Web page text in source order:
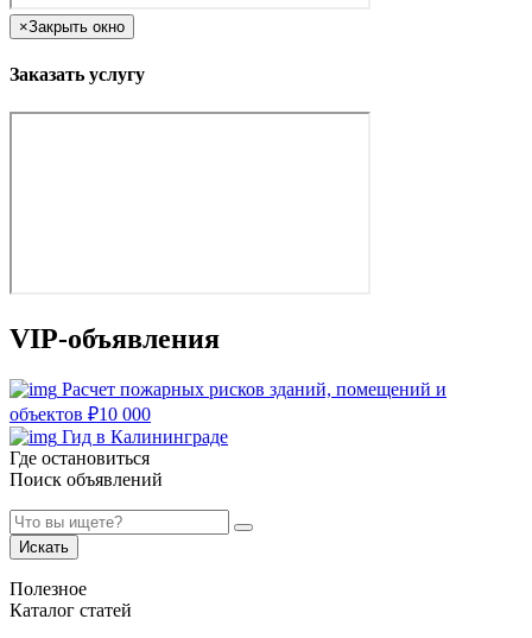
×Закрыть окно
Заказать услугу
VIP-объявления
Расчет пожарных рисков зданий, помещений и
объектов ₽10 000
Гид в Калининграде
Где остановиться
Поиск объявлений
Искать
Полезное
Каталог статей